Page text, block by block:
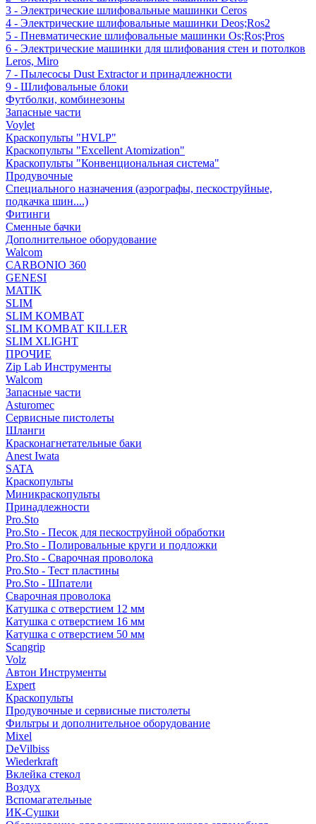
3 - Электрические шлифовальные машинки Ceros
4 - Электрические шлифовальные машинки Deos;Ros2
5 - Пневматические шлифовальные машинки Os;Ros;Pros
6 - Электрические машинки для шлифования стен и потолков
Leros, Miro
7 - Пылесосы Dust Extractor и принадлежности
9 - Шлифовальные блоки
Футболки, комбинезоны
Запасные части
Voylet
Краскопульты "HVLP"
Краскопульты "Excellent Atomization"
Краскопульты "Конвенциональная система"
Продувочные
Специального назначения (аэрографы, пескоструйные,
подкачка шин....)
Фитинги
Сменные бачки
Дополнительное оборудование
Walcom
CARBONIO 360
GENESI
MATIK
SLIM
SLIM KOMBAT
SLIM KOMBAT KILLER
SLIM XLIGHT
ПРОЧИЕ
Zip Lab Инструменты
Walсom
Запасные части
Asturomec
Сервисные пистолеты
Шланги
Красконагнетательные баки
Anest Iwata
SATA
Краскопульты
Миникраскопульты
Принадлежности
Pro.Sto
Pro.Sto - Песок для пескоструйной обработки
Pro.Sto - Полировальные круги и подложки
Pro.Sto - Сварочная проволока
Pro.Sto - Тест пластины
Pro.Sto - Шпатели
Сварочная проволока
Катушка с отверстием 12 мм
Катушка с отверстием 16 мм
Катушка с отверстием 50 мм
Scangrip
Volz
Автон Инструменты
Expert
Краскопульты
Продувочные и сервисные пистолеты
Фильтры и дополнительное оборудование
Mixel
DeVilbiss
Wiederkraft
Вклейка стекол
Воздух
Вспомагательные
ИК-Сушки